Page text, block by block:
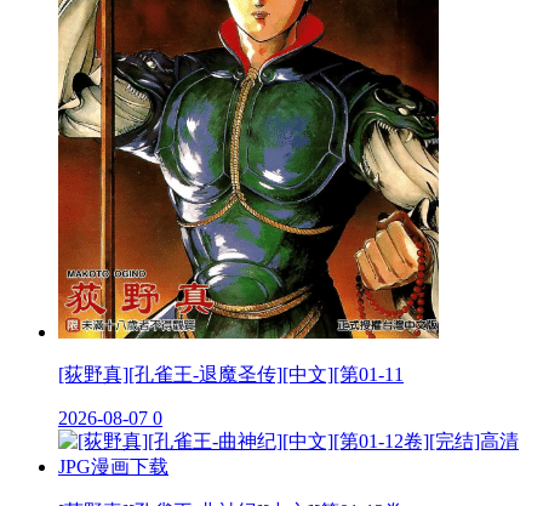
[荻野真][孔雀王-退魔圣传][中文][第01-11
2026-08-07 0